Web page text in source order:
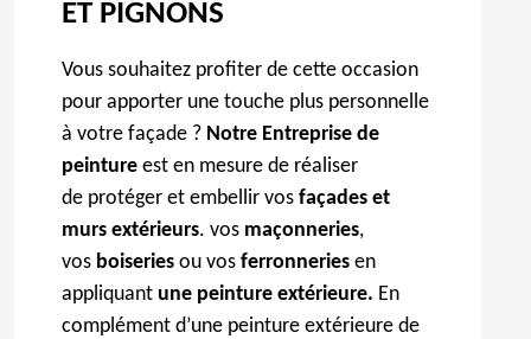
ET PIGNONS
Vous souhaitez profiter de cette occasion
pour apporter une touche plus personnelle
à votre façade ? Notre Entreprise de
peinture est en mesure de réaliser
de protéger et embellir vos façades et
murs extérieurs. vos maçonneries,
vos boiseries ou vos ferronneries en
appliquant une peinture extérieure. En
complément d’une peinture extérieure de